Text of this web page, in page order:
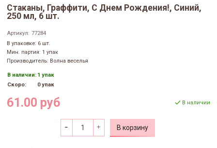
Стаканы, Граффити, С Днем Рождения!, Синий,
250 мл, 6 шт.
Артикул: 77284
В упаковке: 6 шт.
Мин. партия: 1 упак
Производитель: Волна веселья
В наличии: 1 упак
Скоро:
0 упак
61.00 руб В наличии
В корзину